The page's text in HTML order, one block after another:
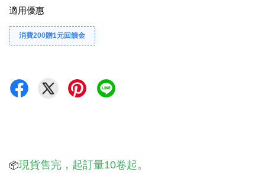
適用優惠
消費200贈1元回饋金
📦現貨售完，起訂量10卷起️。